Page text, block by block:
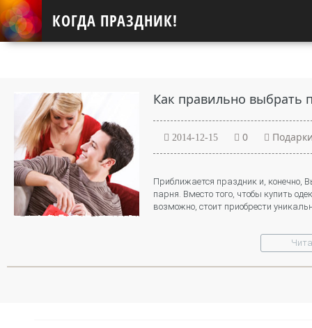
КОГДА ПРАЗДНИК!
Как правильно выбрать
2014-12-15 0
Приближается праздник и, конечно,
парня. Вместо того, чтобы купить
возможно, стоит приобрести